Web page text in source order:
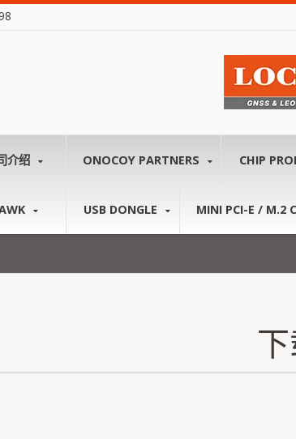
介绍 ONOCOY PARTNERS CHIP
USB DONGLE MINI PCI-E / M.2